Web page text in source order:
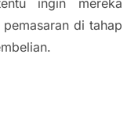
di tahap